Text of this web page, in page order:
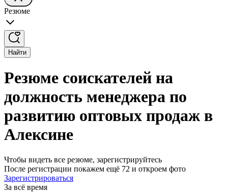
Резюме
Найти
Резюме соискателей на
должность менеджера по
развитию оптовых продаж в
Алексине
Чтобы видеть все резюме, зарегистрируйтесь
После регистрации покажем ещё 72 и откроем фото
Зарегистрироваться
За всё время